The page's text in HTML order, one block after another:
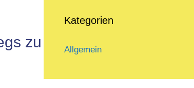
zu
Kategorien
Allgemein